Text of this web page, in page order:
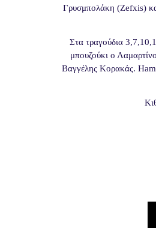
Γρυσμπολάκη (Zefxis)
Στα τραγούδια
μπουζούκι ο
Βαγγέλης Κορακάς.